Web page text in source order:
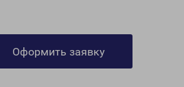
Оформить заявку